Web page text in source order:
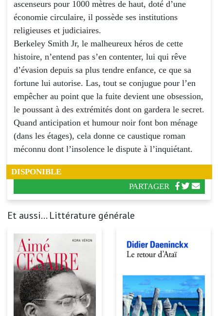
ascenseurs pour 1000 mètres de haut, doté d’une
économie circulaire, il possède ses institutions
religieuses et judiciaires.
Berkeley Smith Jr, le malheureux héros de cette
histoire, n’entend pas s’en contenter, lui qui rêve
d’évasion depuis sa plus tendre enfance, ce que sa
fortune lui autorise. Las, tout se conjugue pour l’en
empêcher au point que la fuite devient une obsession,
le poussant à des extrémités dont on gardera le secret.
Quand anticipation et humour noir font bon ménage
(dans les étages), cela donne ce caustique roman
méconnu dont l’insolence le dispute à l’inquiétant.
DISPONIBLE
PARTAGER
Et aussi... Littérature générale